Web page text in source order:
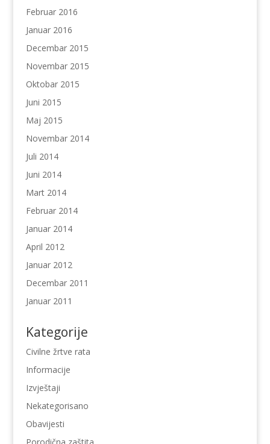
Februar 2016
Januar 2016
Decembar 2015
Novembar 2015
Oktobar 2015
Juni 2015
Maj 2015
Novembar 2014
Juli 2014
Juni 2014
Mart 2014
Februar 2014
Januar 2014
April 2012
Januar 2012
Decembar 2011
Januar 2011
Kategorije
Civilne žrtve rata
Informacije
Izvještaji
Nekategorisano
Obavijesti